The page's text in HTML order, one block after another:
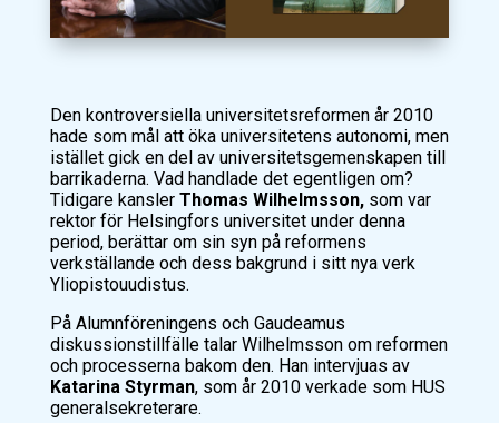
Den kontroversiella universitetsreformen år 2010
hade som mål att öka universitetens autonomi, men
istället gick en del av universitetsgemenskapen till
barrikaderna. Vad handlade det egentligen om?
Tidigare kansler Thomas Wilhelmsson,som var
rektor för Helsingfors universitet under denna
period, berättar om sin syn på reformens
verkställande och dess bakgrund i sitt nya verk
Yliopistouudistus.
På Alumnföreningens och Gaudeamus
diskussionstillfälle talar Wilhelmsson om reformen
och processerna bakom den. Han intervjuas av
Katarina Styrman, som år 2010 verkade som HUS
generalsekreterare.